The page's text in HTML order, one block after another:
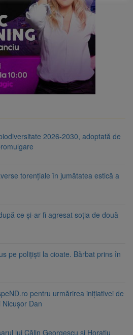
2026-2030, adoptată de
torențiale în jumătatea estică a
ce și-ar fi agresat soția de două
pe polițiști la cioate. Bărbat prins în
pentru urmărirea inițiativei de
Dan
lui Călin Georgescu și Horațiu